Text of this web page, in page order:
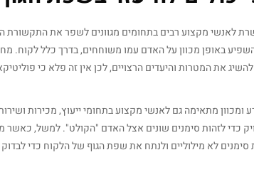
לאנשי מקצוע רבים בתחומים מגוונים לשפר את התקשורת
באופן מכוון על האדם עמו משוחחים, בדרך כלל לקוח.
את המטרות והיעדים הרצויים, לכן אין זה פלא כי
מתאימה גם לאנשי מקצוע בתחומי ייעוץ, מכירות
כדי לזהות סימנים שונים אצל האדם "הקולט". למשל,
לא מילוליים ולנתח את שפת הגוף של הלקוח כדי